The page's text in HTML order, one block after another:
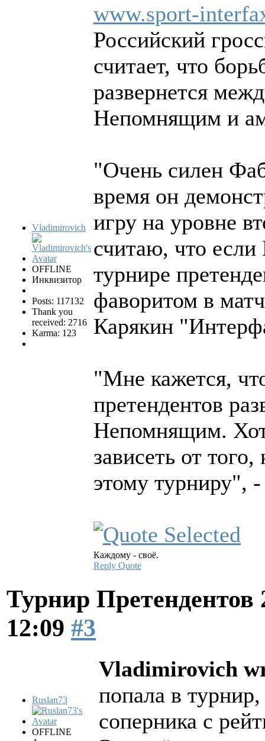
Vladimirovich
OFFLINE
Инквизитор
Posts: 117132
Thank you
received: 2716
Karma: 123
www.sport-
Российский
считает, что
развернется
Непомнящим и
"Очень силен
время он
игру на уровне
считаю, что
турнире
фаворитом в
Карякин
"Мне кажется,
претендентов
Непомнящим.
зависеть от
этому турниру",
Каждому - своё.
Reply Quote
Турнир Претендентов
12:09 #3
Ruslan73
OFFLINE
Vladimirovich
попала в
соперника с